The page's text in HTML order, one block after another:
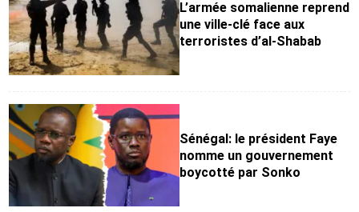
L’armée somalienne reprend
une ville-clé face aux
terroristes d’al-Shabab
Sénégal: le président Faye
nomme un gouvernement
boycotté par Sonko